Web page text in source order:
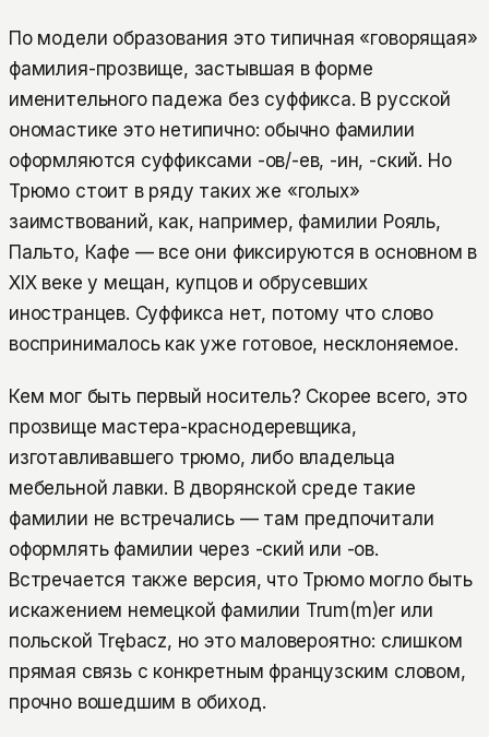
По модели образования это типичная «говорящая»
фамилия-прозвище, застывшая в форме
именительного падежа без суффикса. В русской
ономастике это нетипично: обычно фамилии
оформляются суффиксами -ов/-ев, -ин, -ский. Но
Трюмо стоит в ряду таких же «голых»
заимствований, как, например, фамилии Рояль,
Пальто, Кафе — все они фиксируются в основном в
XIX веке у мещан, купцов и обрусевших
иностранцев. Суффикса нет, потому что слово
воспринималось как уже готовое, несклоняемое.
Кем мог быть первый носитель? Скорее всего, это
прозвище мастера-краснодеревщика,
изготавливавшего трюмо, либо владельца
мебельной лавки. В дворянской среде такие
фамилии не встречались — там предпочитали
оформлять фамилии через -ский или -ов.
Встречается также версия, что Трюмо могло быть
искажением немецкой фамилии Trum(m)er или
польской Trębacz, но это маловероятно: слишком
прямая связь с конкретным французским словом,
прочно вошедшим в обиход.